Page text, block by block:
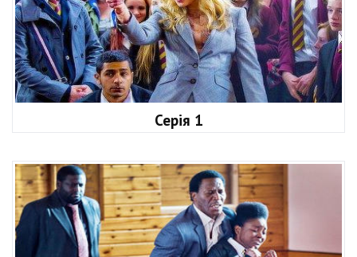
Серія 1